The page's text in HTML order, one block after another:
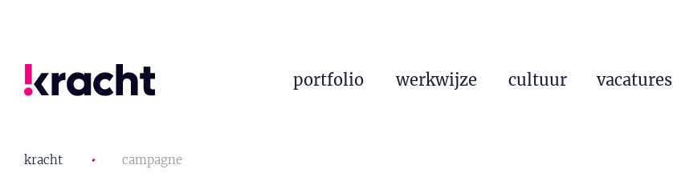
portfolio werkwijze cultuur vacatures
kracht • campagne